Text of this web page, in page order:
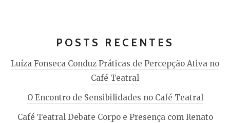
POSTS RECENTES
Luíza Fonseca Conduz Práticas de Percepção Ativa no
Café Teatral
O Encontro de Sensibilidades no Café Teatral
Café Teatral Debate Corpo e Presença com Renato